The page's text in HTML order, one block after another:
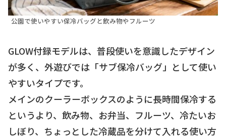
公園で使いやすい保冷バッグと飲み物やフルーツ
GLOW付録モデルは、普段使いを意識したデザイン
が多く、外遊びでは「サブ保冷バッグ」として使い
やすいタイプです。
メインのクーラーボックスのように長時間保冷する
というより、飲み物、お弁当、フルーツ、冷たいお
しぼり、ちょっとした冷蔵品を分けて入れる使い方